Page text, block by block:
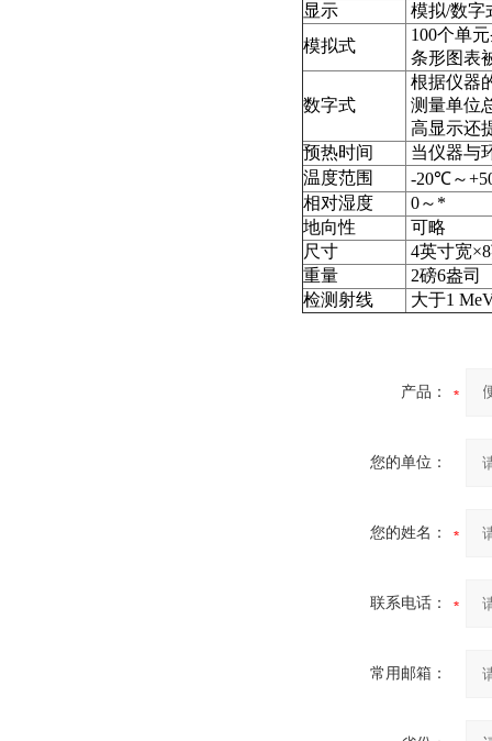
显示
模拟/数字
模拟式
100个单
条形图表
数字式
根据仪器
测量单位
高显示还
预热时间
当仪器与
温度范围
-20℃～
相对湿度
0～*
地向性
可略
尺寸
4英寸宽
重量
2磅6盎司
检测射线
大于1
产品：
您的单位：
您的姓名：
联系电话：
常用邮箱：